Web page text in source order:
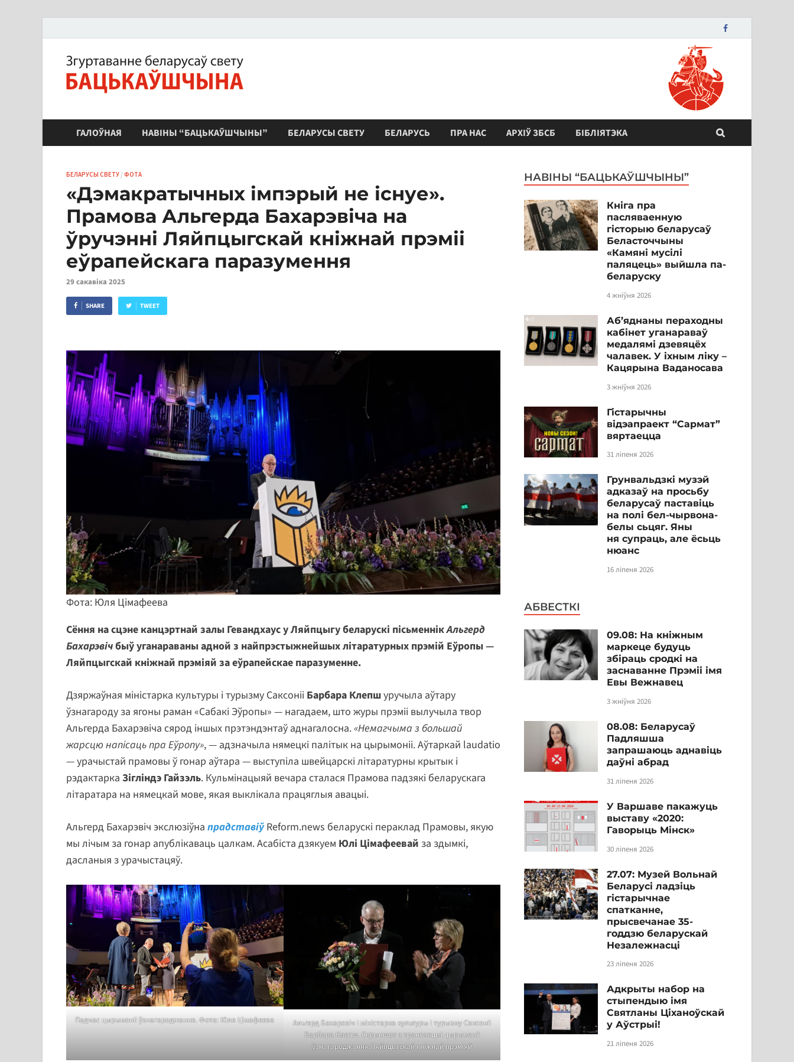
ЗБС "Бацькаўшчына"
ГАЛОЎНАЯ НАВІНЫ “БАЦЬКАЎШЧЫНЫ” БЕЛАРУСЫ СВЕТУ БЕЛАРУСЬ ПРА НАС АРХІЎ ЗБСБ БІБЛІЯТЭКА
БЕЛАРУСЫ СВЕТУ /ФОТА
«Дэмакратычных імпэрый не існуе».
Прамова Альгерда Бахарэвіча на
ўручэнні Ляйпцыгскай кніжнай прэміі
еўрапейскага паразумення
29 сакавіка 2025
SHARE TWEET
Фота: Юля Цімафеева
Сёння на сцэне канцэртнай залы Гевандхаус у Ляйпцыгу беларускі пісьменнікАльгерд
Бахарэвічбыў уганараваны адной з найпрэстыжнейшых літаратурных прэмій Еўропы —
Ляйпцыгскай кніжнай прэміяй за еўрапейскае паразуменне.
Дзяржаўная міністарка культуры і турызму Саксоніі Барбара Клепшуручыла аўтару
ўзнагароду за ягоны раман «Сабакі Эўропы» — нагадаем, што журы прэміі вылучыла твор
Альгерда Бахарэвіча сярод іншых прэтэндэнтаў аднагалосна.«Немагчыма з большай
жарсцю напісаць пра Еўропу», — адзначыла нямецкі палітык на цырымоніі. Аўтаркай laudatio
— урачыстай прамовы ў гонар аўтара — выступіла швейцарскі літаратурны крытык і
рэдактарка Зігліндэ Гайзэль. Кульмінацыяй вечара сталася Прамова падзякі беларускага
літаратара на нямецкай мове, якая выклікала працяглыя авацыі.
Альгерд Бахарэвіч экслюзіўна прадставіўReform.news беларускі пераклад Прамовы, якую
мы лічым за гонар апублікаваць цалкам. Асабіста дзякуем Юлі Цімафеевай за здымкі,
дасланыя з урачыстацяў.
Падчас цырымоніі ўзнагароджання. Фота: Юля Цімафеева
Альгерд Бахарэвіч і міністарка культуры і турызму Саксоніі
Барбара Клепш. Скрыншот з трансляцыі цырымоніі
ўзнагароджання Ляйпцыгскай кніжнай прэміяй
НАВІНЫ “БАЦЬКАЎШЧЫНЫ”
Кніга пра
пасляваенную
гісторыю беларусаў
Беласточчыны
«Камяні мусілі
паляцець» выйшла па-
беларуску
4 жніўня 2026
Аб’яднаны пераходны
кабінет уганараваў
медалямі дзевяцёх
чалавек. У іхным ліку –
Кацярына Ваданосава
3 жніўня 2026
Гістарычны
відэапраект “Сармат”
вяртаецца
31 ліпеня 2026
Грунвальдзкі музэй
адказаў на просьбу
беларусаў паставіць
на полі бел-чырвона-
белы сьцяг. Яны
ня супраць, але ёсьць
нюанс
16 ліпеня 2026
АБВЕСТКІ
09.08: На кніжным
маркеце будуць
збіраць сродкі на
заснаванне Прэміі імя
Евы Вежнавец
3 жніўня 2026
08.08: Беларусаў
Падляшша
запрашаюць аднавіць
даўні абрад
31 ліпеня 2026
У Варшаве пакажуць
выставу «2020:
Гаворыць Мінск»
30 ліпеня 2026
27.07: Музей Вольнай
Беларусі ладзіць
гістарычнае
спатканне,
прысвечанае 35-
годдзю беларускай
Незалежнасці
23 ліпеня 2026
Адкрыты набор на
стыпендыю імя
Святланы Ціханоўскай
у Аўстрыі!
21 ліпеня 2026